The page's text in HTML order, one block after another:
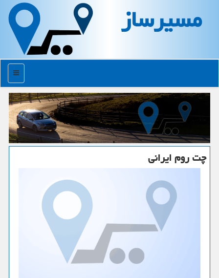
مسیرساز
منو
چت روم ایرانی